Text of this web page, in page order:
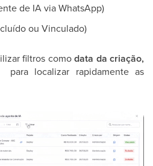
de IA via WhatsApp)
ou Vinculado)
filtros comodata da criação,
para localizar rapidamente as